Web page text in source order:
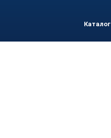
Каталог